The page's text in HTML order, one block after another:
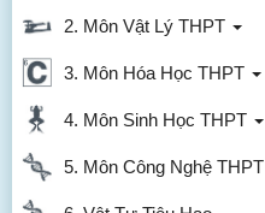
2. Môn Vật Lý THPT
3. Môn Hóa Học THPT
4. Môn Sinh Học THPT
5. Môn Công Nghệ THPT